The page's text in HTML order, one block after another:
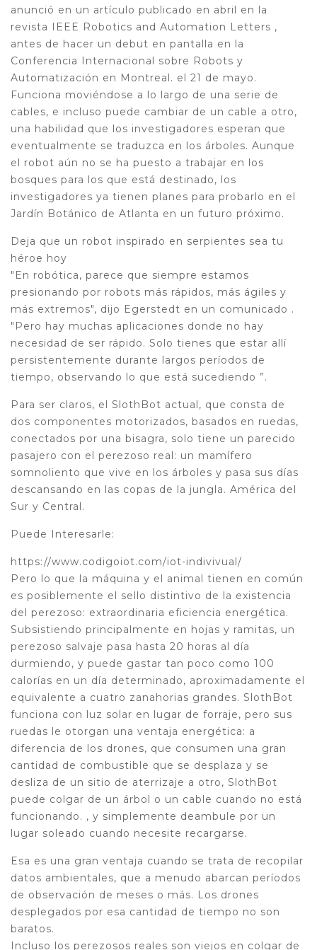
anunció en un artículo publicado en abril en la
revista IEEE Robotics and Automation Letters ,
antes de hacer un debut en pantalla en la
Conferencia Internacional sobre Robots y
Automatización en Montreal. el 21 de mayo.
Funciona moviéndose a lo largo de una serie de
cables, e incluso puede cambiar de un cable a otro,
una habilidad que los investigadores esperan que
eventualmente se traduzca en los árboles. Aunque
el robot aún no se ha puesto a trabajar en los
bosques para los que está destinado, los
investigadores ya tienen planes para probarlo en el
Jardín Botánico de Atlanta en un futuro próximo.
Deja que un robot inspirado en serpientes sea tu
héroe hoy
"En robótica, parece que siempre estamos
presionando por robots más rápidos, más ágiles y
más extremos", dijo Egerstedt en un comunicado .
"Pero hay muchas aplicaciones donde no hay
necesidad de ser rápido. Solo tienes que estar allí
persistentemente durante largos períodos de
tiempo, observando lo que está sucediendo ”.
Para ser claros, el SlothBot actual, que consta de
dos componentes motorizados, basados ​​en ruedas,
conectados por una bisagra, solo tiene un parecido
pasajero con el perezoso real: un mamífero
somnoliento que vive en los árboles y pasa sus días
descansando en las copas de la jungla. América del
Sur y Central.
Puede Interesarle:
https://www.codigoiot.com/iot-indivivual/
Pero lo que la máquina y el animal tienen en común
es posiblemente el sello distintivo de la existencia
del perezoso: extraordinaria eficiencia energética.
Subsistiendo principalmente en hojas y ramitas, un
perezoso salvaje pasa hasta 20 horas al día
durmiendo, y puede gastar tan poco como 100
calorías en un día determinado, aproximadamente el
equivalente a cuatro zanahorias grandes. SlothBot
funciona con luz solar en lugar de forraje, pero sus
ruedas le otorgan una ventaja energética: a
diferencia de los drones, que consumen una gran
cantidad de combustible que se desplaza y se
desliza de un sitio de aterrizaje a otro, SlothBot
puede colgar de un árbol o un cable cuando no está
funcionando. , y simplemente deambule por un
lugar soleado cuando necesite recargarse.
Esa es una gran ventaja cuando se trata de recopilar
datos ambientales, que a menudo abarcan períodos
de observación de meses o más. Los drones
desplegados por esa cantidad de tiempo no son
baratos.
Incluso los perezosos reales son viejos en colgar de